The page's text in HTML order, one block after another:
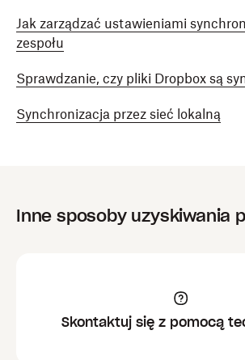
Jak zarządzać ustawieniami
zespołu
Sprawdzanie, czy pliki Dropbox są
Synchronizacja przez sieć lokalną
Inne sposoby uzyskiwania
Skontaktuj się z pomocą